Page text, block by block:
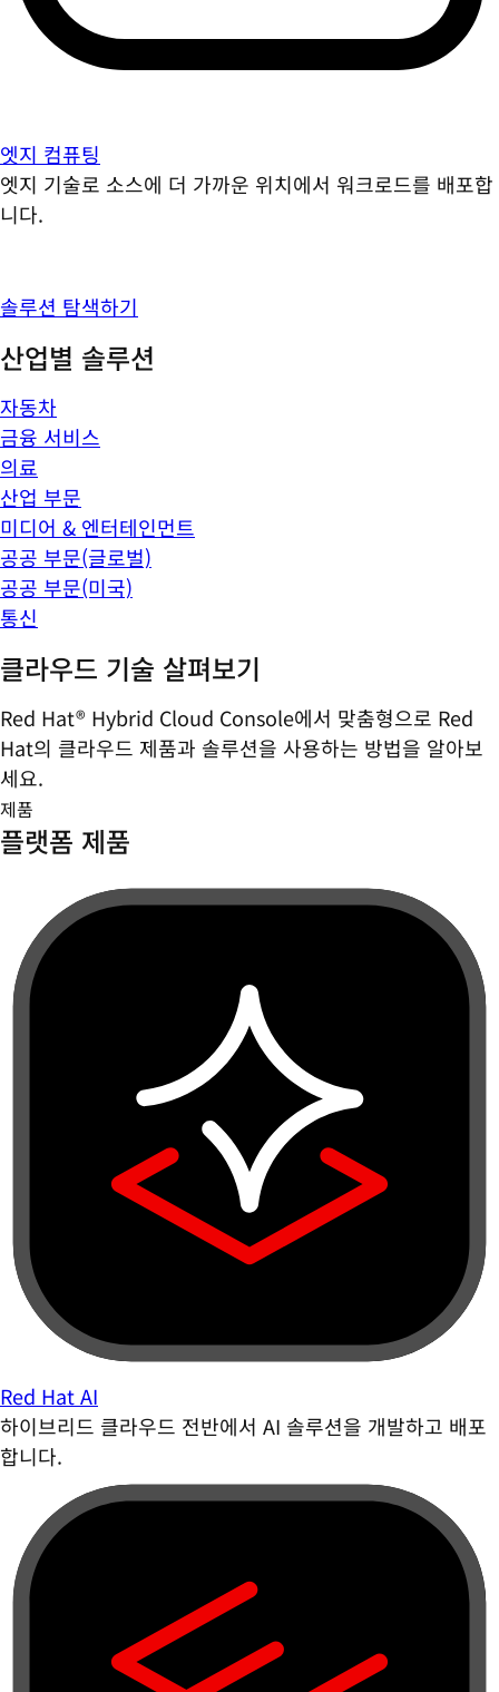
엣지 컴퓨팅
엣지 기술로 소스에 더 가까운 위치에서 워크로드를 배포합
니다.
솔루션 탐색하기
산업별 솔루션
자동차
금융 서비스
의료
산업 부문
미디어 & 엔터테인먼트
공공 부문(글로벌)
공공 부문(미국)
통신
클라우드 기술 살펴보기
Red Hat® Hybrid Cloud Console에서 맞춤형으로 Red
Hat의 클라우드 제품과 솔루션을 사용하는 방법을 알아보
세요.
제품
플랫폼 제품
Red Hat AI
하이브리드 클라우드 전반에서 AI 솔루션을 개발하고 배포
합니다.